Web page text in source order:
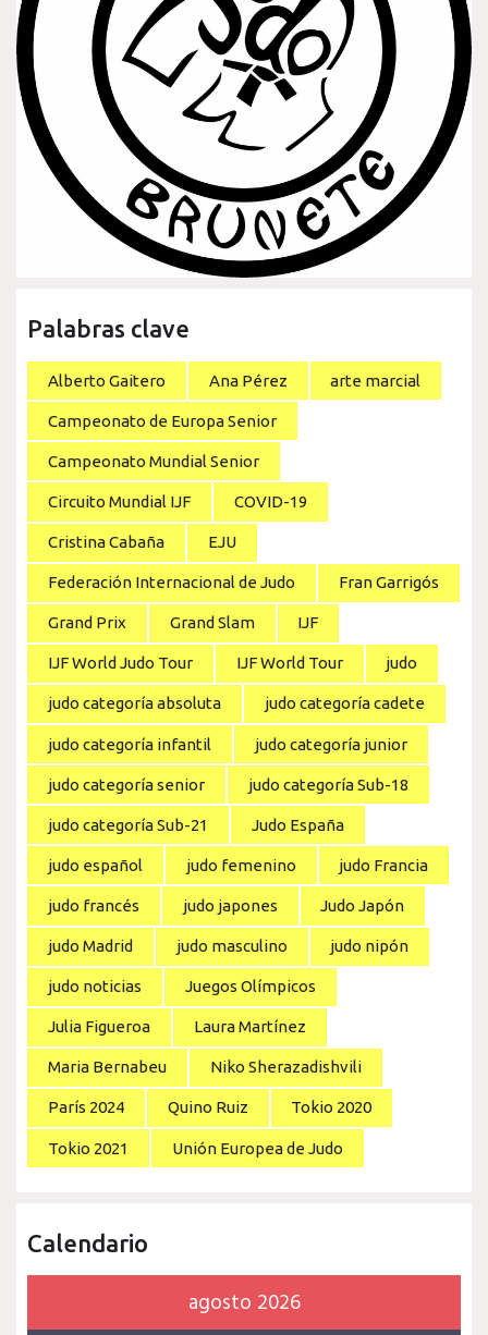
Palabras clave
Alberto Gaitero Ana Pérez arte marcial
Campeonato de Europa Senior
Campeonato Mundial Senior
Circuito Mundial IJF COVID-19
Cristina Cabaña EJU
Federación Internacional de Judo Fran Garrigós
Grand Prix Grand Slam IJF
IJF World Judo Tour IJF World Tour judo
judo categoría absoluta judo categoría cadete
judo categoría infantil judo categoría junior
judo categoría senior judo categoría Sub-18
judo categoría Sub-21 Judo España
judo español judo femenino judo Francia
judo francés judo japones Judo Japón
judo Madrid judo masculino judo nipón
judo noticias Juegos Olímpicos
Julia Figueroa Laura Martínez
Maria Bernabeu Niko Sherazadishvili
París 2024 Quino Ruiz Tokio 2020
Tokio 2021 Unión Europea de Judo
Calendario
agosto 2026